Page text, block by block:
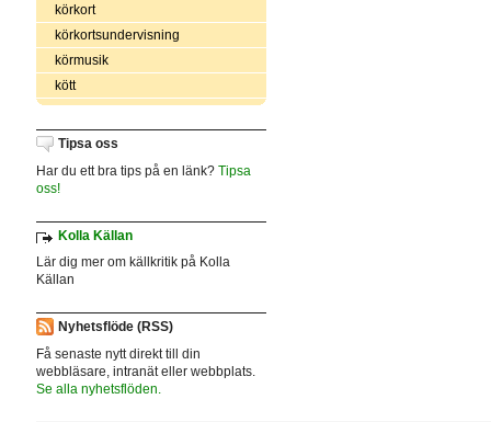
körkort
körkortsundervisning
körmusik
kött
Tipsa oss
Har du ett bra tips på en länk? Tipsa
oss!
Kolla Källan
Lär dig mer om källkritik på Kolla
Källan
Nyhetsflöde (RSS)
Få senaste nytt direkt till din
webbläsare, intranät eller webbplats.
Se alla nyhetsflöden.